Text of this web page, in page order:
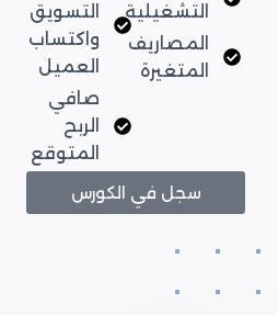
التشغيلية
المصاريف
المتغيرة
التسويق
واكتساب
العميل
صافي
الربح
المتوقع
سجل في الكورس